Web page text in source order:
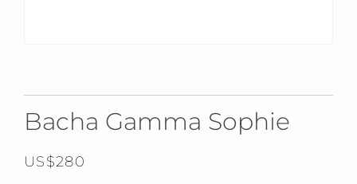
Bacha Gamma Sophie
US$280